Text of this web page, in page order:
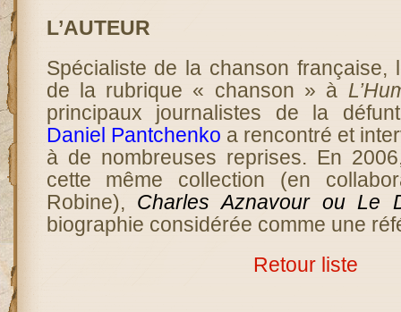
L’AUTEUR
Spécialiste de la chanson française,
de la rubrique « chanson » à
principaux journalistes de la
Daniel Pantchenko a rencontré et
à de nombreuses reprises. En
cette même collection (en
Robine), Charles Aznavour ou Le
biographie considérée comme une
Retour liste